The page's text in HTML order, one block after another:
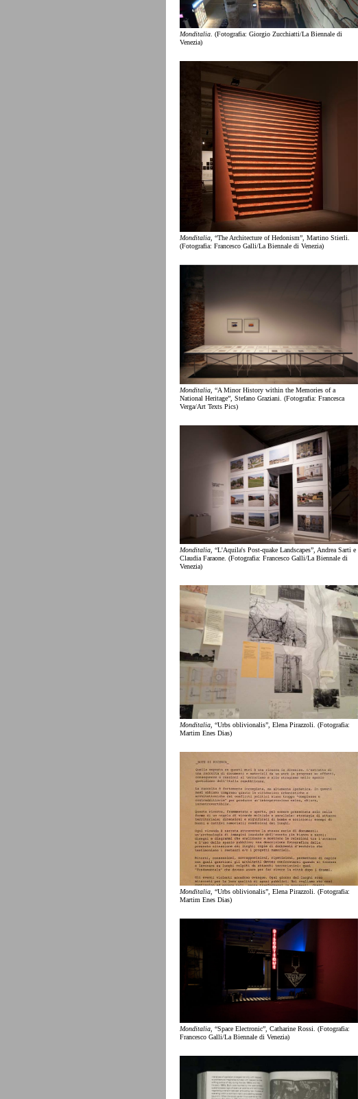
Monditalia . (Fotografia: Giorgio Zucchiatti/La Biennale di
Venezia)
Monditalia , “The Architecture of Hedonism”, Martino Stierli.
(Fotografia: Francesco Galli/La Biennale di Venezia)
Monditalia , “A Minor History within the Memories of a
National Heritage”, Stefano Graziani. (Fotografia: Francesca
Verga/Art Texts Pics)
Monditalia , “L'Aquila's Post-quake Landscapes”, Andrea Sarti e
Claudia Faraone. (Fotografia: Francesco Galli/La Biennale di
Venezia)
Monditalia , “Urbs oblivionalis”, Elena Pirazzoli. (Fotografia:
Martim Enes Dias)
Monditalia , “Urbs oblivionalis”, Elena Pirazzoli. (Fotografia:
Martim Enes Dias)
Monditalia , “Space Electronic”, Catharine Rossi. (Fotografia:
Francesco Galli/La Biennale di Venezia)